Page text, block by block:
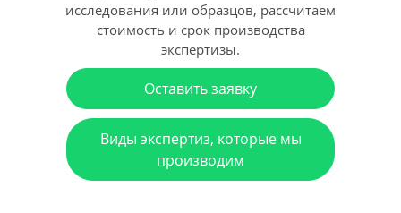
исследования или образцов, рассчитаем
стоимость и срок производства
экспертизы.
Оставить заявку
Виды экспертиз, которые мы
производим